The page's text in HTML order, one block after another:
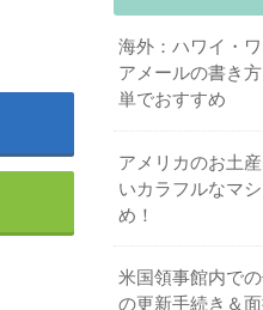
海外：ハワイ・
アメールの書き
単でおすすめ
アメリカのお土
いカラフルなマ
め！
米国領事館内で
の更新手続き＆